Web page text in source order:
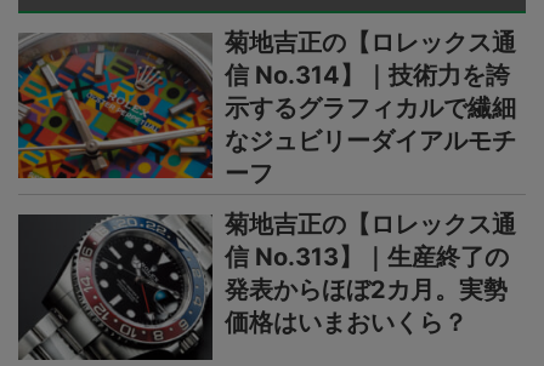
菊地吉正の【ロレックス通
信 No.314】｜技術力を誇
示するグラフィカルで繊細
なジュビリーダイアルモチ
ーフ
菊地吉正の【ロレックス通
信 No.313】｜生産終了の
発表からほぼ2カ月。実勢
価格はいまおいくら？